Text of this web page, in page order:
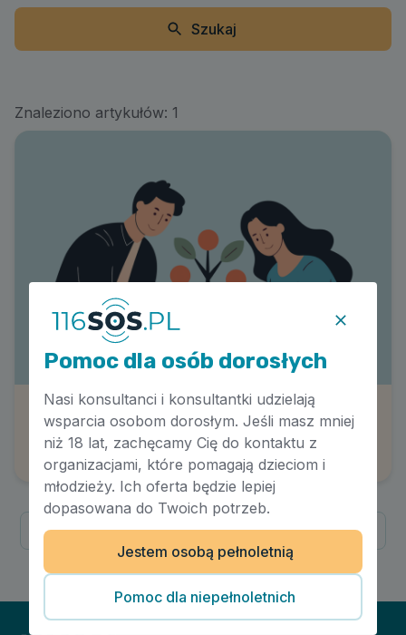
Szukaj
Znaleziono artykułów: 1
Przywiązanie. Jak tworzą się więzi?
Autor: Dawid Dziarmaga
Poprzednia Następna
1/1
Pomoc dla osób dorosłych
Nasi konsultanci i konsultantki udzielają
wsparcia osobom dorosłym. Jeśli masz mniej
niż 18 lat, zachęcamy Cię do kontaktu z
organizacjami, które pomagają dzieciom i
młodzieży. Ich oferta będzie lepiej
dopasowana do Twoich potrzeb.
Jestem osobą pełnoletnią
Pomoc dla niepełnoletnich